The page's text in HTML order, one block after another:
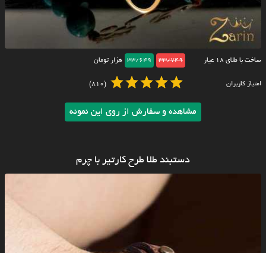
ساخت با طلای ۱۸ عیار 33/749
33/649 هزار تومان
امتیاز کاربران (810)
مشاهده و سفارش از روی این نمونه
دستبند طلا طرح کارتیر با چرم